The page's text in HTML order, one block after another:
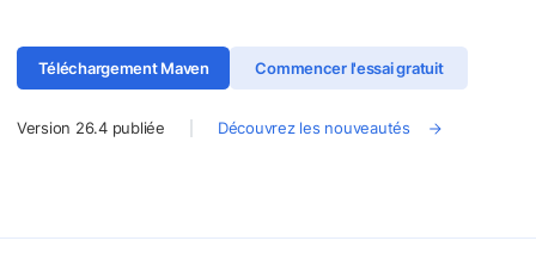
Téléchargement Maven Commencer l'essai gratuit
Version 26.4publiée Découvrez les nouveautés